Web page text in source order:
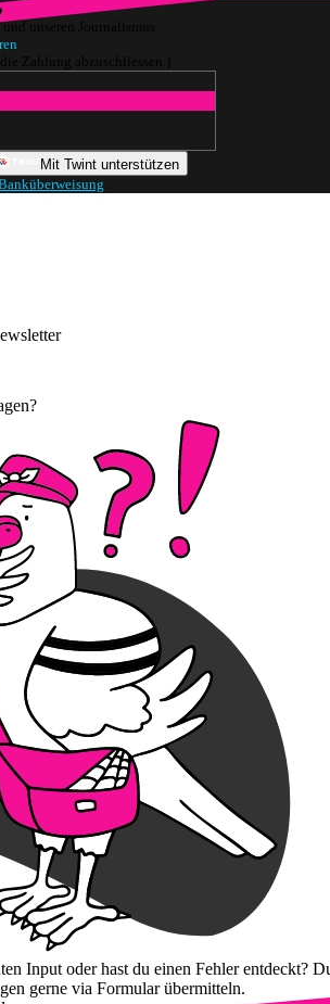
unseren Journalismus
Zahlung abzuschliessen.)
Mit Twint unterstützen
Input oder hast du einen Fehler entdeckt?
gerne via Formular übermitteln.